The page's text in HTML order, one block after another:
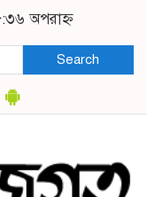
অপরাহ্ন
Search